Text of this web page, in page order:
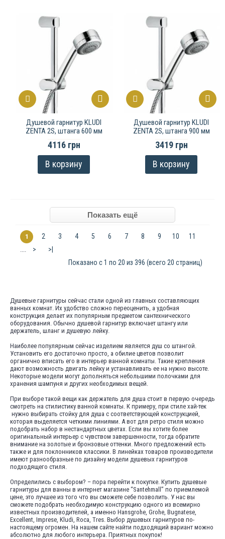
Душевой гарнитур KLUDI
ZENTA 2S, штанга 600 мм
4116 грн
В корзину
Душевой гарнитур KLUDI
ZENTA 2S, штанга 900 мм
3419 грн
В корзину
1 2 3 4 5 6 7 8 9 10 11
>
>|
Показано с 1 по 20 из 396 (всего 20 страниц)
Душевые гарнитуры сейчас стали одной из главных составляющих
ванных комнат. Их удобство сложно переоценить, а удобная
конструкция делает их популярным предметом сантехнического
оборудования. Обычно душевой гарнитур включает штангу или
держатель, шланг и душевую лейку.
Наиболее популярным сейчас изделием является душ со штангой.
Установить его достаточно просто, а обилие цветов позволит
органично вписать его в интерьер ванной комнаты. Такие крепления
дают возможность двигать лейку и устанавливать ее на нужно высоте.
Некоторые модели могут дополняться небольшими полочками для
хранения шампуня и других необходимых вещей.
При выборе такой вещи как держатель для душа стоит в первую очередь
смотреть на стилистику ванной комнаты. К примеру, при стиле хай-тек
нужно выбирать стойку для душа с соответствующей конструкцией,
которая выделяется четкими линиями. А вот для ретро стиля можно
подобрать набор в нестандартных цветах. Если вы хотите более
оригинальный интерьер с чувством завершенности, тогда обратите
внимание на золотые и бронзовые оттенки. Много предложений есть
также и для поклонников классики. В линейках товаров производители
имеют разнообразные по дизайну модели душевых гарнитуров
подходящего стиля.
Определились с выбором? – пора перейти к покупке. Купить душевые
гарнитуры для ванны в интернет магазине “Santehmall” по приемлемой
цене, это лучшее из того что вы сможете себе позволить. У нас вы
сможете подобрать необходимую конструкцию одного из всемирно
известных производителей, а именно Hansgrohe, Grohe, Bugnatese,
Excellent, Imprese, Kludi, Roca, Tres. Выбор душевых гарнитуров по-
настоящему огромен. На нашем сайте найти подходящий вариант можно
абсолютно для любого интерьера. Приятных покупок!